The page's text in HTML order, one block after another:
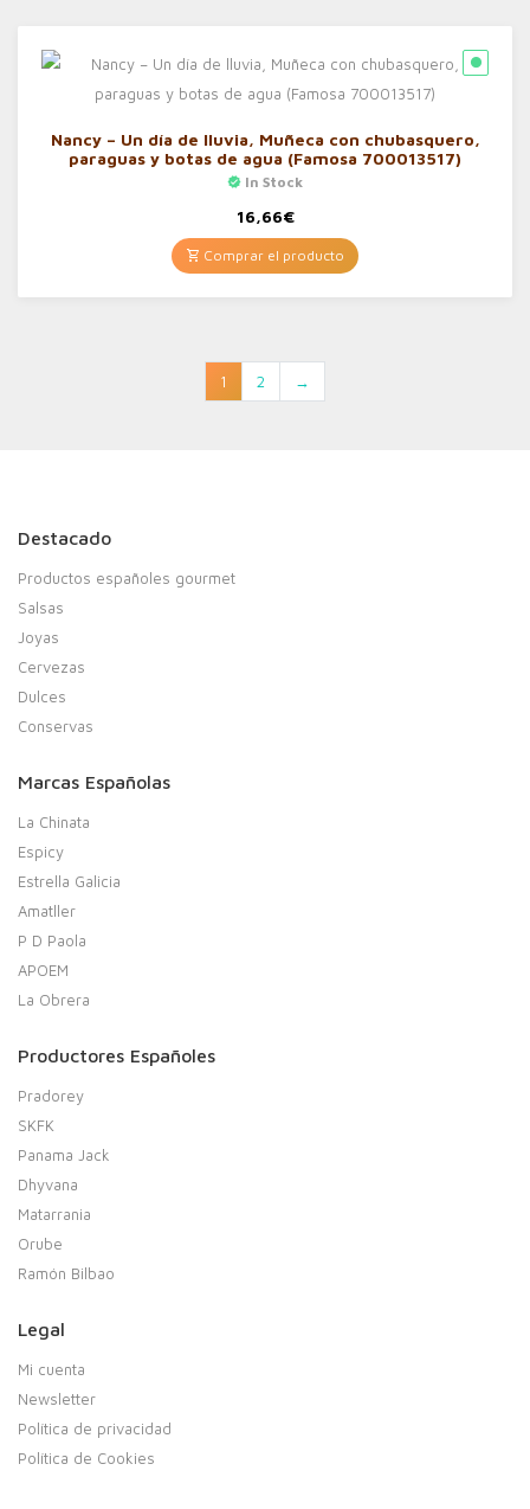
Nancy – Un día de lluvia, Muñeca con chubasquero,
paraguas y botas de agua (Famosa 700013517)
In Stock
16,66€
Comprar el producto
1 2 →
Destacado
Productos españoles gourmet
Salsas
Joyas
Cervezas
Dulces
Conservas
Marcas Españolas
La Chinata
Espicy
Estrella Galicia
Amatller
P D Paola
APOEM
La Obrera
Productores Españoles
Pradorey
SKFK
Panama Jack
Dhyvana
Matarrania
Orube
Ramón Bilbao
Legal
Mi cuenta
Newsletter
Política de privacidad
Política de Cookies